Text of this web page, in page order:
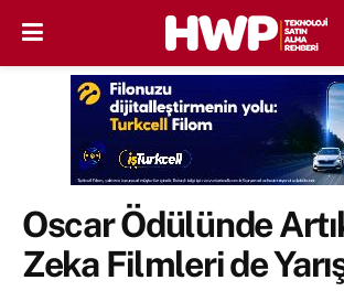
Oscar Ödülünde
Zeka Filmleri de